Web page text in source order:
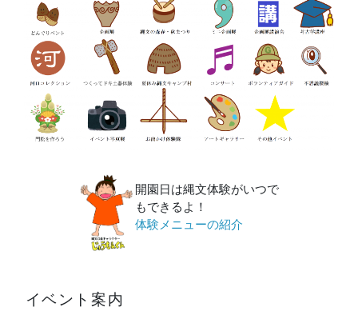
イベント案内
開園日は縄文体験がいつで
もできるよ！
体験メニューの紹介